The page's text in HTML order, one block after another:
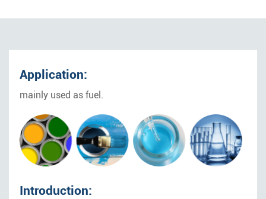
Application:
mainly used as fuel.
Introduction: